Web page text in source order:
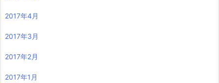
2017年4月
2017年3月
2017年2月
2017年1月